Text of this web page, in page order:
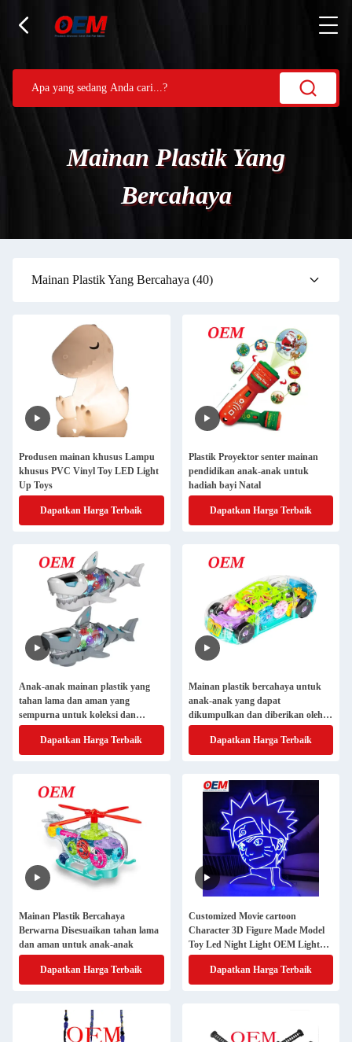
Mainan Plastik Yang
Bercahaya
Mainan Plastik Yang Bercahaya (40)
Produsen mainan khusus Lampu
khusus PVC Vinyl Toy LED Light
Up Toys
Dapatkan Harga Terbaik
Plastik Proyektor senter mainan
pendidikan anak-anak untuk
hadiah bayi Natal
Dapatkan Harga Terbaik
Anak-anak mainan plastik yang
tahan lama dan aman yang
sempurna untuk koleksi dan
hadiah
Dapatkan Harga Terbaik
Mainan plastik bercahaya untuk
anak-anak yang dapat
dikumpulkan dan diberikan oleh
klien
Dapatkan Harga Terbaik
Mainan Plastik Bercahaya
Berwarna Disesuaikan tahan lama
dan aman untuk anak-anak
Dapatkan Harga Terbaik
Customized Movie cartoon
Character 3D Figure Made Model
Toy Led Night Light OEM Light
Toy Manufacturer
Dapatkan Harga Terbaik